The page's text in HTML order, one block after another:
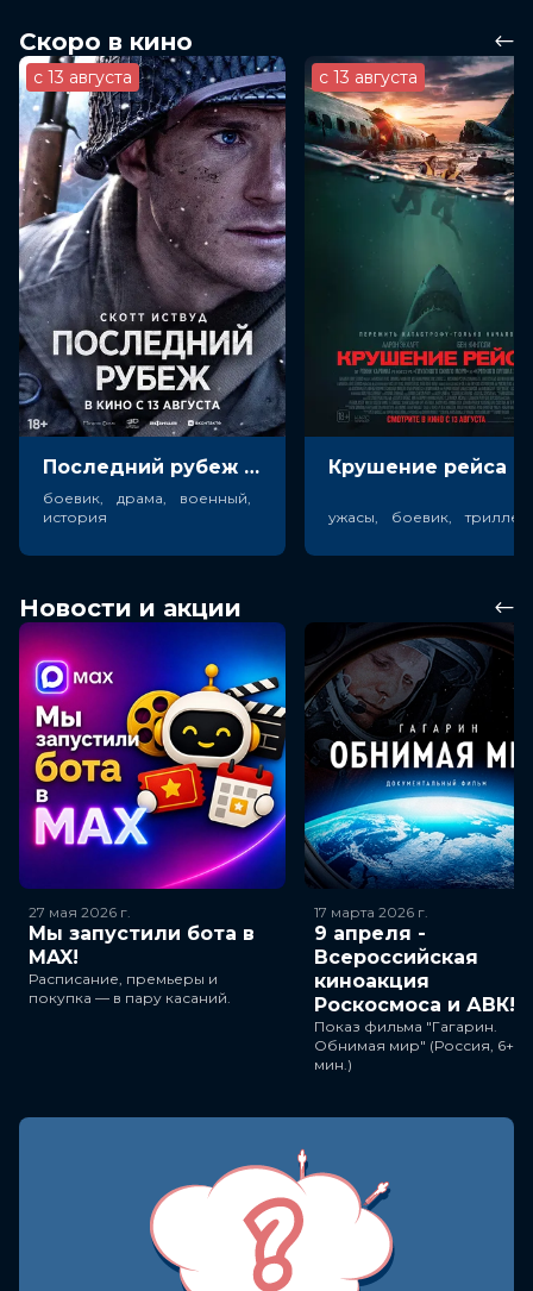
Скоро в кино
с 13 августа
Последний рубеж (18+)
боевик, драма, военный,
история
с 13 августа
ужасы, боевик, триллер
Новости и акции
27 мая 2026 г.
Мы запустили бота в
MAX!
Расписание, премьеры и
покупка — в пару касаний.
17 марта 2026 г.
9 апреля -
Всероссийская
киноакция
Роскосмоса и АВК!
Показ фильма "Гагарин.
Обнимая мир" (Россия, 6+,
мин.)